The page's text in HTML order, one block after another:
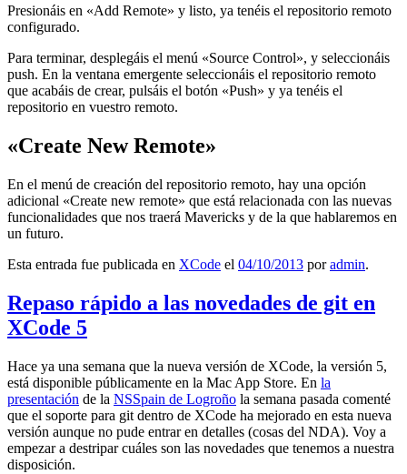
Presionáis en «Add Remote» y listo, ya tenéis el repositorio remoto
configurado.
Para terminar, desplegáis el menú «Source Control», y seleccionáis
push. En la ventana emergente seleccionáis el repositorio remoto
que acabáis de crear, pulsáis el botón «Push» y ya tenéis el
repositorio en vuestro remoto.
«Create New Remote»
En el menú de creación del repositorio remoto, hay una opción
adicional «Create new remote» que está relacionada con las nuevas
funcionalidades que nos traerá Mavericks y de la que hablaremos en
un futuro.
Esta entrada fue publicada en XCode el 04/10/2013 poradmin.
Repaso rápido a las novedades de git en
XCode 5
Hace ya una semana que la nueva versión de XCode, la versión 5,
está disponible públicamente en la Mac App Store. En la
presentación de la NSSpain de Logroño la semana pasada comenté
que el soporte para git dentro de XCode ha mejorado en esta nueva
versión aunque no pude entrar en detalles (cosas del NDA). Voy a
empezar a destripar cuáles son las novedades que tenemos a nuestra
disposición.